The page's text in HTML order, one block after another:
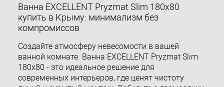
Ванна EXCELLENT Pryzmat Slim 180x80
купить в Крыму: минимализм без
компромиссов
Создайте атмосферу невесомости в вашей
ванной комнате. Ванна EXCELLENT Pryzmat Slim
180x80 - это идеальное решение для
современных интерьеров, где ценят чистоту